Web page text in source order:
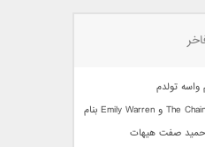
واسه تولدم
حمید صفت هیهات